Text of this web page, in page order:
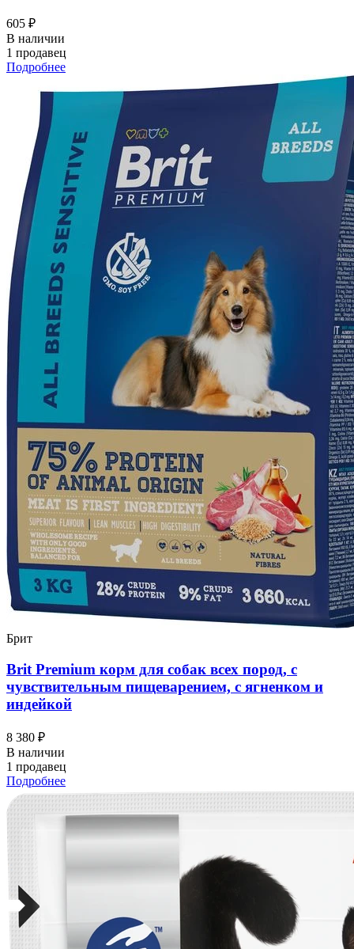
605 ₽
В наличии
1 продавец
Подробнее
Брит
Brit Premium корм для собак всех пород, с
чувствительным пищеварением, с ягненком и
индейкой
8 380 ₽
В наличии
1 продавец
Подробнее